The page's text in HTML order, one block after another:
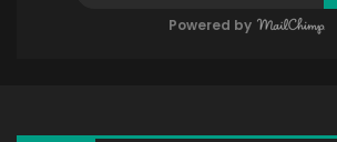
Powered by